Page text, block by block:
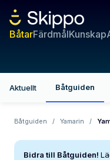
BåtarFärdmålKunskap
Aktuellt Båtguiden
Båtguiden / Yamarin /
Bidra till Båtguiden!